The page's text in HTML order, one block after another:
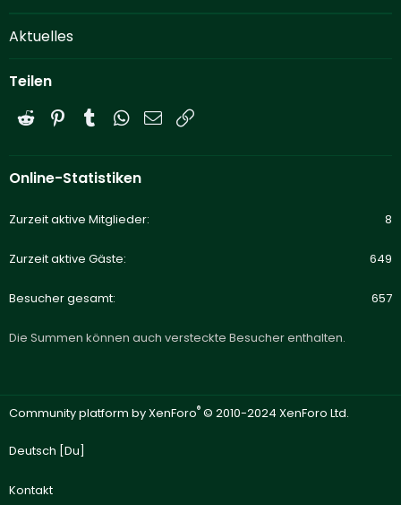
Aktuelles
Teilen
Reddit PinterestTumblrWhatsApp
E-Mail
Online-Statistiken
Zurzeit aktive Mitglieder 8
Zurzeit aktive Gäste 649
Besucher gesamt 657
Die Summen können auch versteckte Besucher enthalten.
Community platform by XenForo® © 2010-2024 XenForo Ltd.
Deutsch [Du]
Kontakt